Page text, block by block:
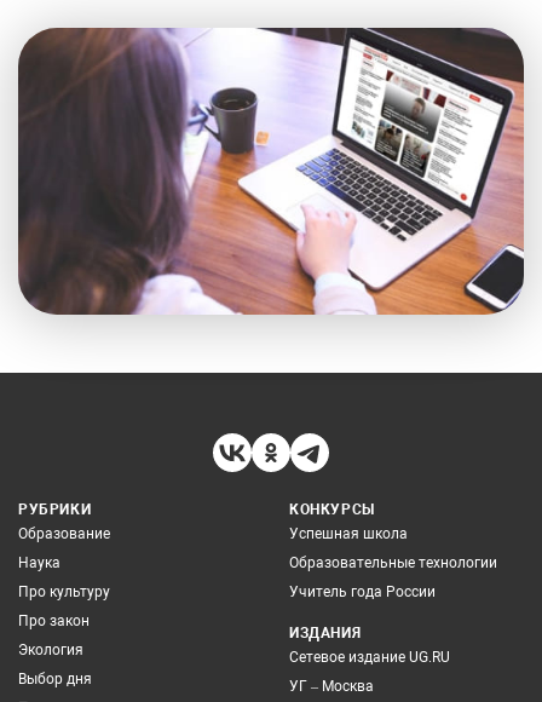
РУБРИКИ
Образование
Наука
Про культуру
Про закон
Экология
Выбор дня
КОНКУРСЫ
Успешная школа
Образовательные технологии
Учитель года России
ИЗДАНИЯ
Сетевое издание UG.RU
УГ – Москва